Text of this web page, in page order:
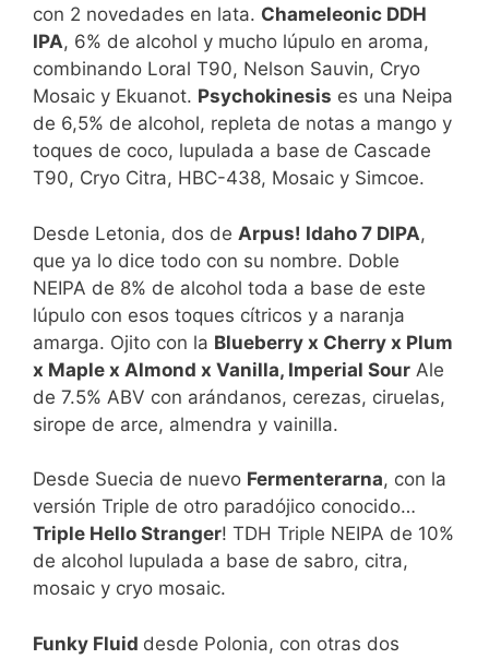
con 2 novedades en lata. Chameleonic DDH
IPA, 6% de alcohol y mucho lúpulo en aroma,
combinando Loral T90, Nelson Sauvin, Cryo
Mosaic y Ekuanot. Psychokinesis es una Neipa
de 6,5% de alcohol, repleta de notas a mango y
toques de coco, lupulada a base de Cascade
T90, Cryo Citra, HBC-438, Mosaic y Simcoe.
Desde Letonia, dos de Arpus! Idaho 7 DIPA,
que ya lo dice todo con su nombre. Doble
NEIPA de 8% de alcohol toda a base de este
lúpulo con esos toques cítricos y a naranja
amarga. Ojito con la Blueberry x Cherry x Plum
x Maple x Almond x Vanilla, Imperial Sour Ale
de 7.5% ABV con arándanos, cerezas, ciruelas,
sirope de arce, almendra y vainilla.
Desde Suecia de nuevo Fermenterarna, con la
versión Triple de otro paradójico conocido…
Triple Hello Stranger! TDH Triple NEIPA de 10%
de alcohol lupulada a base de sabro, citra,
mosaic y cryo mosaic.
Funky Fluid desde Polonia, con otras dos